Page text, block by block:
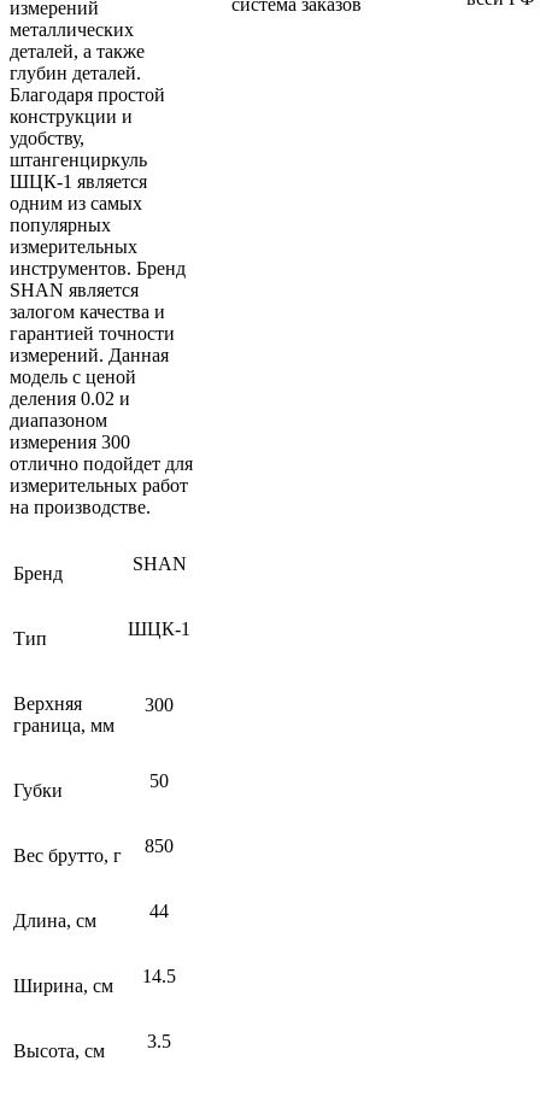
измерений
металлических
деталей, а также
глубин деталей.
Благодаря простой
конструкции и
удобству,
штангенциркуль
ШЦК-1 является
одним из самых
популярных
измерительных
инструментов. Бренд
SHAN является
залогом качества и
гарантией точности
измерений. Данная
модель с ценой
деления 0.02 и
диапазоном
измерения 300
отлично подойдет для
измерительных работ
на производстве.
Бренд SHAN
Тип ШЦК-1
Верхняя
граница, мм
300
Губки 50
Вес брутто, г 850
Длина, см 44
Ширина, см 14.5
Высота, см 3.5
система заказов